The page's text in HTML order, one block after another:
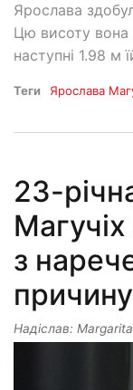
Ярослава
Цю висоту вона
наступні 1.98 м
Теги Ярослава
23-
Магучіх
з
причину
Надіслав: Margarita